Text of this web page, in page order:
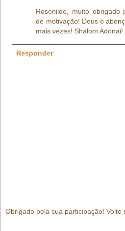
Rosenildo, muito obrigado
de motivação! Deus o
mais vezes! Shalom Adonai!
Responder
Obrigado pela sua participação! Volte